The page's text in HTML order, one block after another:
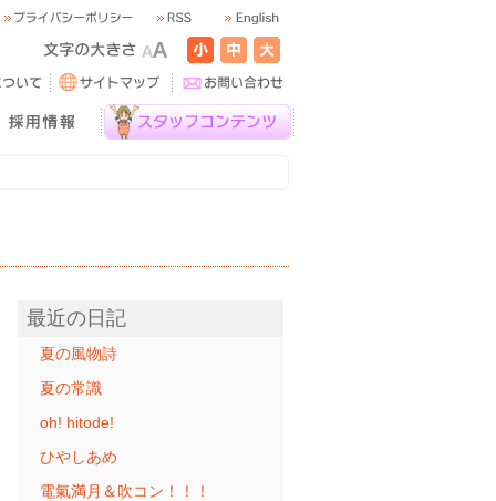
最近の日記
夏の風物詩
夏の常識
oh! hitode!
ひやしあめ
電氣満月＆吹コン！！！